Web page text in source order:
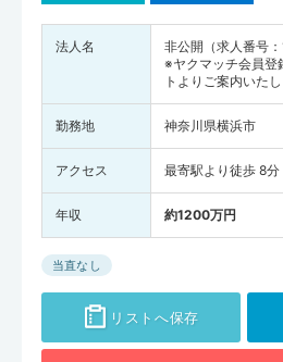
法人名
非公開（求人番号：
※ヤクマッチ会員登
トよりご案内いたし
勤務地 神奈川県横浜市
アクセス 最寄駅より徒歩 8分
年収 約1200万円
当直なし
リストへ保存